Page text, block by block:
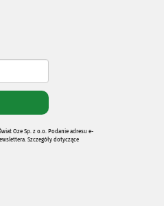
Oze Sp. z o.o. Podanie adresu e-
Szczegóły dotyczące